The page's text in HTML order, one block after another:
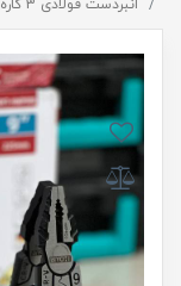
انبردست فولادی 3 کاره بیوتی مدل CR_V اصلی، ویدئو تست پائین صفحه